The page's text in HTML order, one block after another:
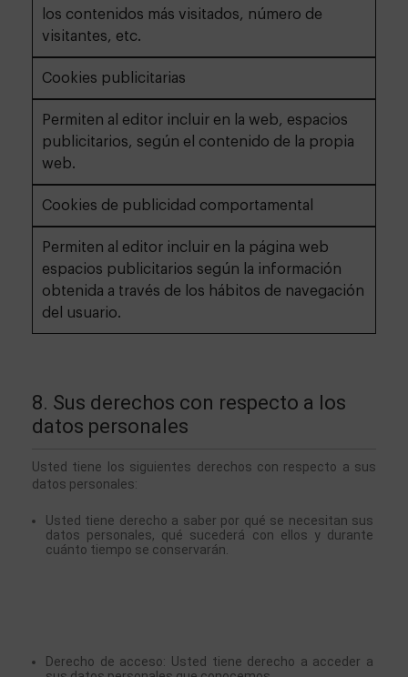
los contenidos más visitados, número de
visitantes, etc.
Cookies publicitarias
Permiten al editor incluir en la web, espacios
publicitarios, según el contenido de la propia
web.
Cookies de publicidad comportamental
Permiten al editor incluir en la página web
espacios publicitarios según la información
obtenida a través de los hábitos de navegación
del usuario.
8. Sus derechos con respecto a los
datos personales
Usted tiene los siguientes derechos con respecto a sus
datos personales:
Usted tiene derecho a saber por qué se necesitan sus
datos personales, qué sucederá con ellos y durante
cuánto tiempo se conservarán.
Derecho de acceso: Usted tiene derecho a acceder a